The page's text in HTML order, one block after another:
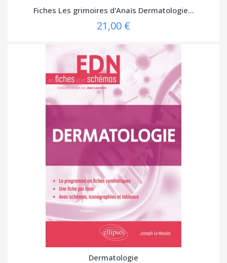
Fiches Les grimoires d'Anaïs Dermatologie...
21,00 €
Dermatologie